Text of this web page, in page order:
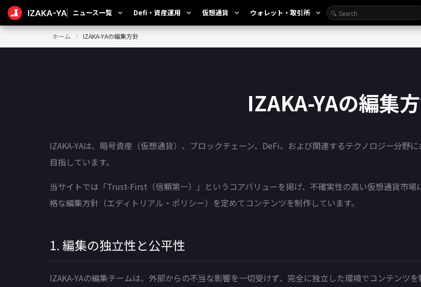
ニュース一覧 expand_more Defi・資産運用 expand_more 仮想通貨 expand_more ウォレット・取引所 expand_more
ホーム IZAKA-YAの編集方針
IZAKA-YAの編集
IZAKA-YAは、暗号資産（仮想通貨）、ブロックチェーン、DeFi、および関連するテクノロジー分野
目指しています。
当サイトでは「Trust-First（信頼第一）」というコアバリューを掲げ、不確実性の高い仮想通貨市
格な編集方針（エディトリアル・ポリシー）を定めてコンテンツを制作しています。
1. 編集の独立性と公平性
IZAKA-YAの編集チームは、外部からの不当な影響を一切受けず、完全に独立した環境でコンテンツを